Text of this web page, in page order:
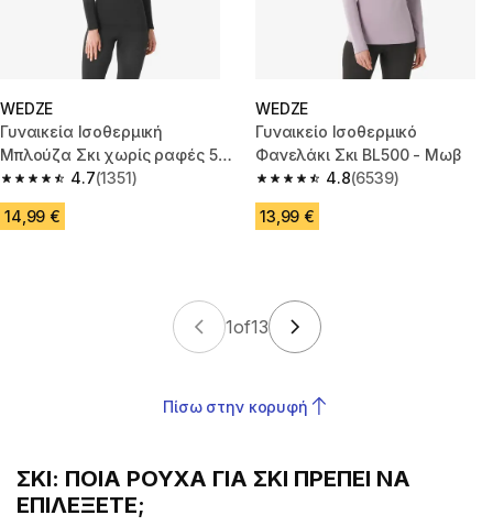
WEDZE
Γυναικεία Ισοθερμική
Μπλούζα Σκι χωρίς ραφές 500
- Μαύρη 4.7
4.7 out of 5 stars from 1351 reviews
(1351)
14,99 €
WEDZE
Γυναικείο Ισοθερμικό
Φανελάκι Σκι BL500 - Μωβ
4.8
4.8 out of 5 stars from 6539
(6539)
13,99 €
1of13
Πίσω στην κορυφή
ΣΚΙ: ΠΟΙΑ ΡΟΥΧΑ ΓΙΑ ΣΚΙ ΠΡΕΠΕΙ ΝΑ
ΕΠΙΛΕΞΕΤΕ;